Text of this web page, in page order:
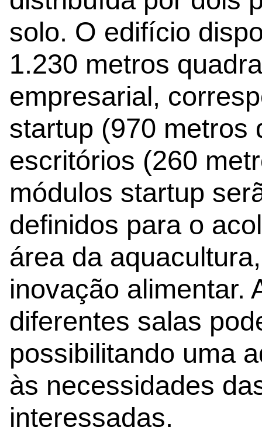
solo. O edifício
1.230 metros
empresarial,
startup (970 metros
escritórios (260
módulos startup
definidos para o
área da
inovação alimentar.
diferentes salas
possibilitando uma
às necessidades
interessadas.